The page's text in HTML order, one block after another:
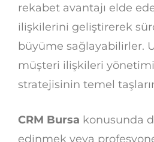
rekabet avantajı elde
ilişkilerini geliştirerek
büyüme sağlayabilirler.
müşteri ilişkileri
stratejisinin temel
CRM Bursa konusunda
edinmek veya